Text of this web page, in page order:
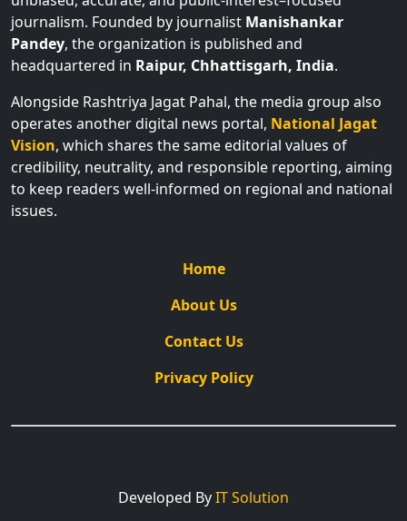
journalism. Founded by journalist Manishankar
Pandey, the organization is published and
headquartered in Raipur, Chhattisgarh, India.
Alongside Rashtriya Jagat Pahal, the media group also
operates another digital news portal, National Jagat
Vision, which shares the same editorial values of
credibility, neutrality, and responsible reporting, aiming
to keep readers well-informed on regional and national
issues.
Home
About Us
Contact Us
Privacy Policy
Developed ByIT Solution